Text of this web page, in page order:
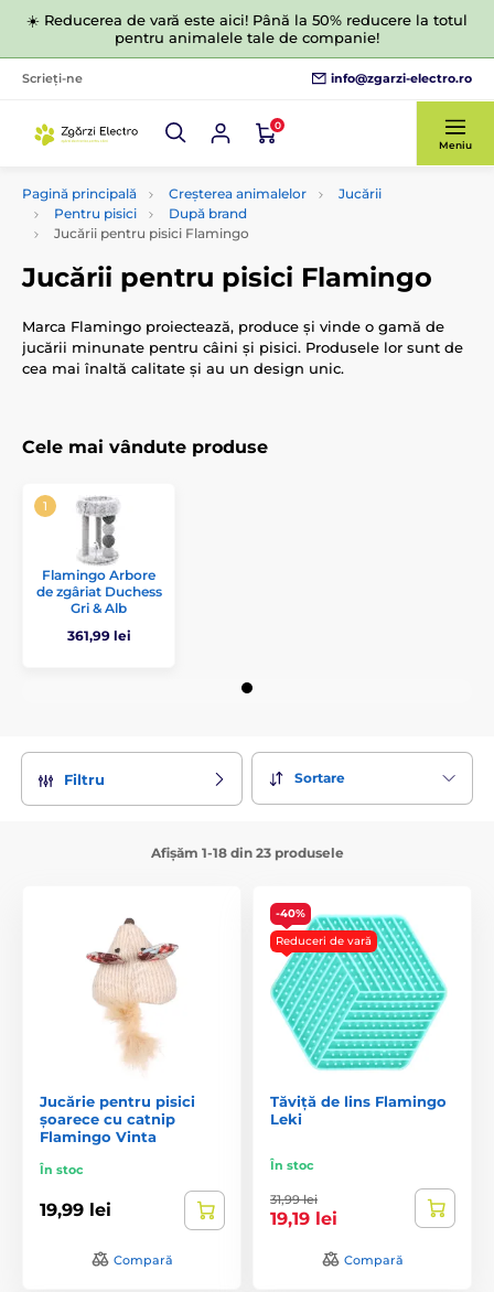
☀️ Reducerea de vară este aici! Până la 50% reducere la totul
pentru animalele tale de companie!
Scrieți-ne info@zgarzi-electro.ro
0
Meniu
Pagină principală Creșterea animalelor
Jucării
Pentru pisici
După brand
Jucării pentru pisici Flamingo
Jucării pentru pisici Flamingo
Marca Flamingo proiectează, produce și vinde o gamă de
jucării minunate pentru câini și pisici. Produsele lor sunt de
cea mai înaltă calitate și au un design unic.
Cele mai vândute produse
Flamingo Arbore
de zgâriat Duchess
Gri & Alb
361,99 lei
Filtru Sortare
Afișăm 1-18 din 23 produsele
Jucărie pentru pisici
șoarece cu catnip
Flamingo Vinta
În stoc
19,99 lei
Compară
-40%
Reduceri de vară
Tăviță de lins Flamingo
Leki
În stoc
31,99 lei
19,19 lei
Compară